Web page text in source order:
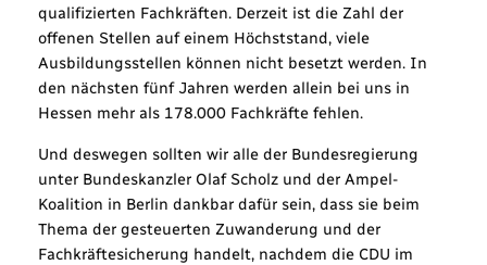
qualifizierten Fachkräften. Derzeit ist die Zahl der
offenen Stellen auf einem Höchststand, viele
Ausbildungsstellen können nicht besetzt werden. In
den nächsten fünf Jahren werden allein bei uns in
Hessen mehr als 178.000 Fachkräfte fehlen.
Und deswegen sollten wir alle der Bundesregierung
unter Bundeskanzler Olaf Scholz und der Ampel-
Koalition in Berlin dankbar dafür sein, dass sie beim
Thema der gesteuerten Zuwanderung und der
Fachkräftesicherung handelt, nachdem die CDU im